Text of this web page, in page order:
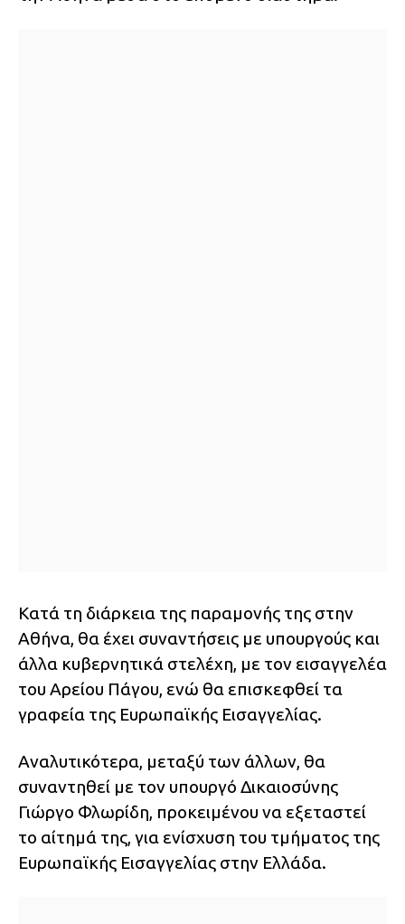
Κατά τη διάρκεια της παραμονής της στην
Αθήνα, θα έχει συναντήσεις με υπουργούς και
άλλα κυβερνητικά στελέχη, με τον εισαγγελέα
του Αρείου Πάγου, ενώ θα επισκεφθεί τα
γραφεία της Ευρωπαϊκής Εισαγγελίας.
Αναλυτικότερα, μεταξύ των άλλων, θα
συναντηθεί με τον υπουργό Δικαιοσύνης
Γιώργο Φλωρίδη, προκειμένου να εξεταστεί
το αίτημά της, για ενίσχυση του τμήματος της
Ευρωπαϊκής Εισαγγελίας στην Ελλάδα.